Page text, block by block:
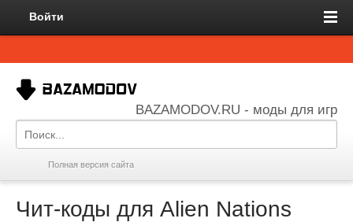
Войти
BAZAMODOV.RU - моды для игр
Полная версия сайта
Чит-коды для Alien Nations